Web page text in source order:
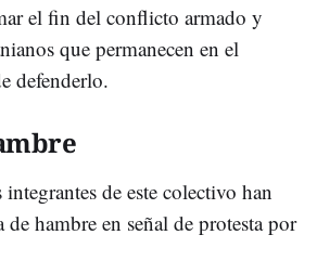
el fin del conflicto armado y
que permanecen en el
defenderlo.
de este colectivo han
hambre en señal de protesta por